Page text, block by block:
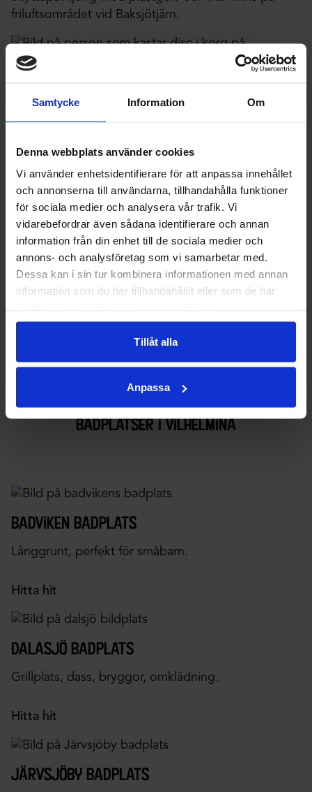
Samtycke Information Om
Denna webbplats använder cookies
Vi använder enhetsidentifierare för att anpassa innehållet
och annonserna till användarna, tillhandahålla funktioner
för sociala medier och analysera vår trafik. Vi
vidarebefordrar även sådana identifierare och annan
information från din enhet till de sociala medier och
annons- och analysföretag som vi samarbetar med.
Dessa kan i sin tur kombinera informationen med annan
information som du har tillhandahållit eller som de har
Tillåt alla
Anpassa
friluftsområdet vid Baksjötjärn.
En bana med plastunderlag och en med asfalt finns
utegym
Fint utegym i friluftsområdet vid Baksjötjärn.
volleybollplan
Fullstor beachvolleyplan i friluftsområdet vid
badplatser i vilhelmina
badviken badplats
Långgrunt, perfekt för småbarn.
Hitta hit
dalasjö badplats
Grillplats, dass, bryggor, omklädning.
Hitta hit
järvsjöby badplats